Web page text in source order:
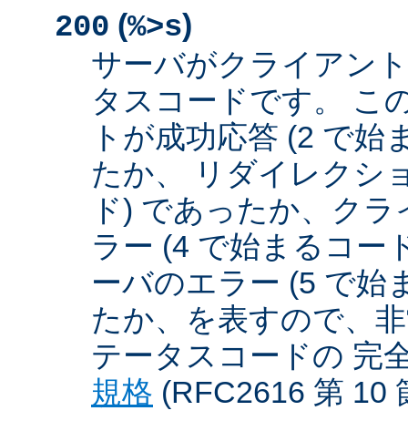
200 (%>s)
サーバがクライアン
タスコードです。 こ
トが成功応答 (2 で始
たか、 リダイレクシ
ド) であったか、ク
ラー (4 で始まるコー
ーバのエラー (5 で始
たか、を表すので、
テータスコードの 完
規格 (RFC2616 第 10